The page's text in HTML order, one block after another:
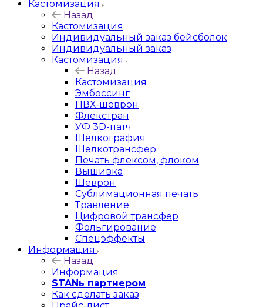
Кастомизация
Назад
Кастомизация
Индивидуальный заказ бейсболок
Индивидуальный заказ
Кастомизация
Назад
Кастомизация
Эмбоссинг
ПВХ-шеврон
Флекстран
УФ 3D-патч
Шелкография
Шелкотрансфер
Печать флексом, флоком
Вышивка
Шеврон
Сублимационная печать
Травление
Цифровой трансфер
Фольгирование
Спецэффекты
Информация
Назад
Информация
STANь партнером
Как сделать заказ